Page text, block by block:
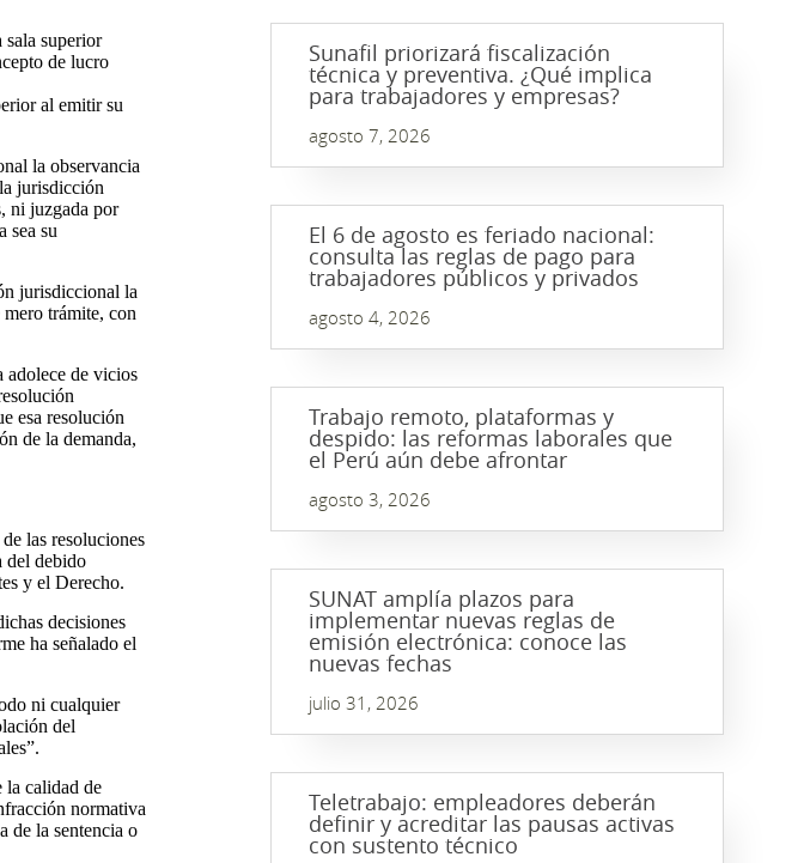
sala superior
de lucro
al emitir su
la observancia
jurisdicción
ni juzgada por
sea su
jurisdiccional la
trámite, con
adolece de vicios
esa resolución
de la demanda,
las resoluciones
del debido
y el Derecho.
decisiones
ha señalado el
ni cualquier
del
la calidad de
normativa
de la sentencia o
Sunafil priorizará fiscalización
técnica y preventiva. ¿Qué implica
para trabajadores y empresas?
agosto 7, 2026
El 6 de agosto es feriado nacional:
consulta las reglas de pago para
trabajadores públicos y privados
agosto 4, 2026
Trabajo remoto, plataformas y
despido: las reformas laborales que
el Perú aún debe afrontar
agosto 3, 2026
SUNAT amplía plazos para
implementar nuevas reglas de
emisión electrónica: conoce las
nuevas fechas
julio 31, 2026
Teletrabajo: empleadores deberán
definir y acreditar las pausas activas
con sustento técnico